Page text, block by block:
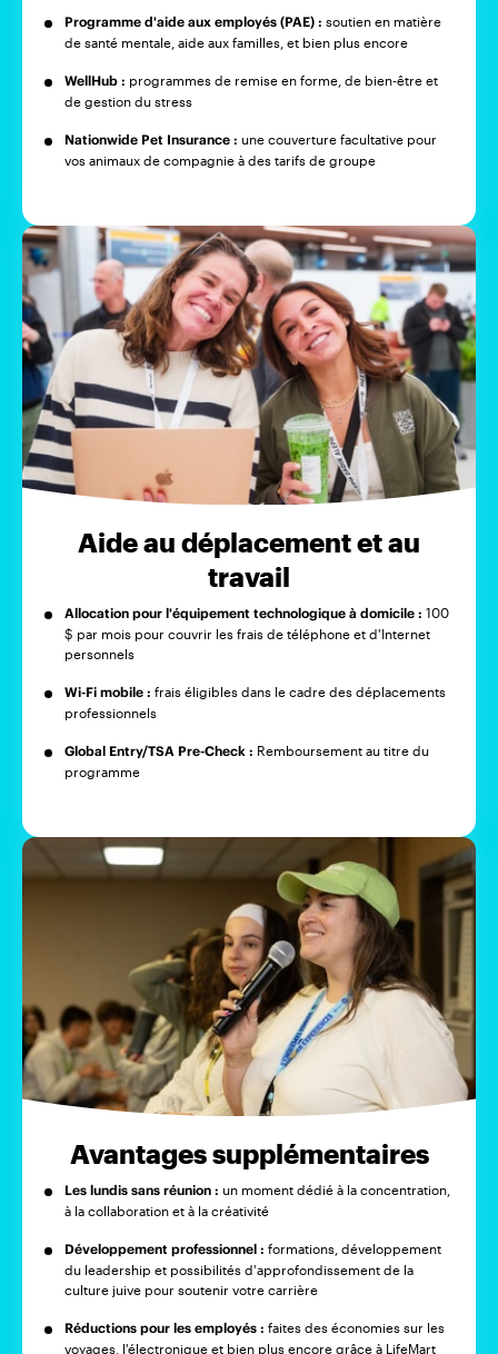
Programme d'aide aux employés (PAE) : soutien en matière
de santé mentale, aide aux familles, et bien plus encore
WellHub : programmes de remise en forme, de bien-être et
de gestion du stress
Nationwide Pet Insurance : une couverture facultative pour
vos animaux de compagnie à des tarifs de groupe
Aide au déplacement et au
travail
Allocation pour l'équipement technologique à domicile : 100
$ par mois pour couvrir les frais de téléphone et d'Internet
personnels
Wi-Fi mobile : frais éligibles dans le cadre des déplacements
professionnels
Global Entry/TSA Pre-Check : Remboursement au titre du
programme
Avantages supplémentaires
Les lundis sans réunion : un moment dédié à la concentration,
à la collaboration et à la créativité
Développement professionnel : formations, développement
du leadership et possibilités d'approfondissement de la
culture juive pour soutenir votre carrière
Réductions pour les employés : faites des économies sur les
voyages, l'électronique et bien plus encore grâce à LifeMart